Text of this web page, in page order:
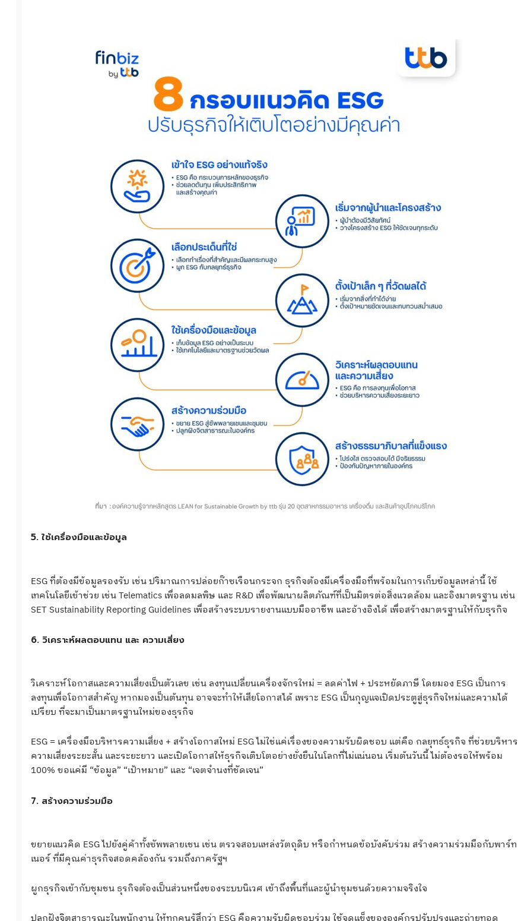
5. ใช้เครื่องมือและข้อมูล
ESG ที่ต้องมีข้อมูลรองรับ เช่น ปริมาณการปล่อยก๊าซเรือนกระจก ธุรกิจต้องมีเครื่องมือที่พร้อมในการเก็บข้อมูลเหล่านี้ ใช้
เทคโนโลยีเข้าช่วย เช่น Telematics เพื่อลดมลพิษ และ R&D เพื่อพัฒนาผลิตภัณฑ์ที่เป็นมิตรต่อสิ่งแวดล้อม และอิงมาตรฐาน เช่น
SET Sustainability Reporting Guidelines เพื่อสร้างระบบรายงานแบบมืออาชีพ และอ้างอิงได้ เพื่อสร้างมาตรฐานให้กับธุรกิจ
6. วิเคราะห์ผลตอบแทน และ ความเสี่ยง
วิเคราะห์โอกาสและความเสี่ยงเป็นตัวเลข เช่น ลงทุนเปลี่ยนเครื่องจักรใหม่ = ลดค่าไฟ + ประหยัดภาษี โดยมอง ESG เป็นการ
ลงทุนเพื่อโอกาสสำคัญ หากมองเป็นต้นทุน อาจจะทำให้เสียโอกาสได้ เพราะ ESG เป็นกุญแจเปิดประตูสู่ธุรกิจใหม่และความได้
เปรียบ ที่จะมาเป็นมาตรฐานใหม่ของธุรกิจ
ESG = เครื่องมือบริหารความเสี่ยง + สร้างโอกาสใหม่ ESG ไม่ใช่แค่เรื่องของความรับผิดชอบ แต่คือ กลยุทธ์ธุรกิจ ที่ช่วยบริหาร
ความเสี่ยงระยะสั้น และระยะยาว และเปิดโอกาสให้ธุรกิจเติบโตอย่างยั่งยืนในโลกที่ไม่แน่นอน เริ่มต้นวันนี้ ไม่ต้องรอให้พร้อม
100% ขอแค่มี “ข้อมูล” “เป้าหมาย” และ “เจตจำนงที่ชัดเจน”
7. สร้างความร่วมมือ
ขยายแนวคิด ESG ไปยังคู่ค้าทั้งซัพพลายเชน เช่น ตรวจสอบแหล่งวัตถุดิบ หรือกำหนดข้อบังคับร่วม สร้างความร่วมมือกับพาร์ท
เนอร์ ที่มีคุณค่าธุรกิจสอดคล้องกัน รวมถึงภาครัฐฯ
ผูกธุรกิจเข้ากับชุมชน ธุรกิจต้องเป็นส่วนหนึ่งของระบบนิเวศ เข้าถึงพื้นที่และผู้นำชุมชนด้วยความจริงใจ